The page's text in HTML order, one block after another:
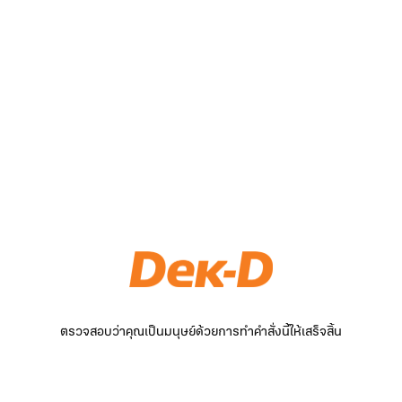
ตรวจสอบว่าคุณเป็นมนุษย์ด้วยการทำคำสั่งนี้ให้เสร็จสิ้น